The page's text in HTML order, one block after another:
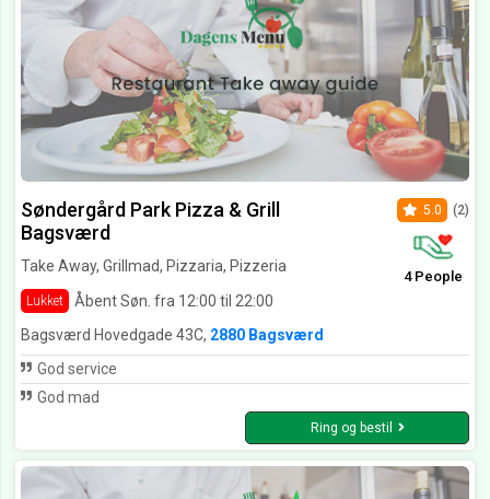
Søndergård Park Pizza & Grill
Bagsværd
Take Away, Grillmad, Pizzaria, Pizzeria
Lukket Åbent Søn. fra 12:00 til 22:00
5.0 (2)
4 People
Bagsværd Hovedgade 43C, 2880 Bagsværd
God service
God mad
Ring og bestil